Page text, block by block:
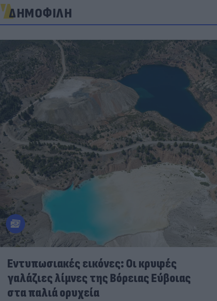
ΔΗΜΟΦΙΛΗ
Εντυπωσιακές εικόνες: Οι κρυφές
γαλάζιες λίμνες της Βόρειας Εύβοιας
στα παλιά ορυχεία